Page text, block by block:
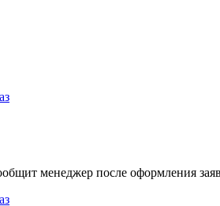
менеджер после оформления